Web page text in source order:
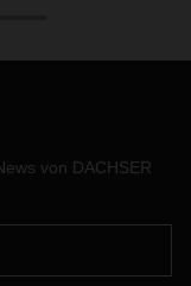
von DACHSER